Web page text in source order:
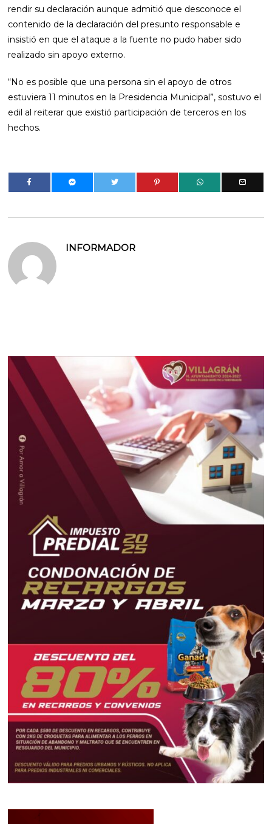
rendir su declaración aunque admitió que desconoce el
contenido de la declaración del presunto responsable e
insistió en que el ataque a la fuente no pudo haber sido
realizado sin apoyo externo.
“No es posible que una persona sin el apoyo de otros
estuviera 11 minutos en la Presidencia Municipal”, sostuvo el
edil al reiterar que existió participación de terceros en los
hechos.
INFORMADOR